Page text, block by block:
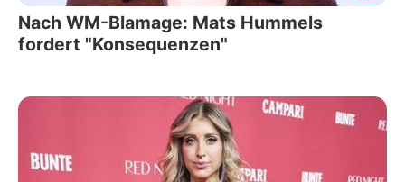
Nach WM-Blamage: Mats Hummels
fordert "Konsequenzen"